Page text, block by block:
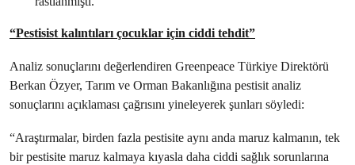
“Pestisist kalıntıları çocuklar için ciddi tehdit”
Analiz sonuçlarını değerlendiren Greenpeace Türkiye Direktörü
Berkan Özyer, Tarım ve Orman Bakanlığına pestisit analiz
sonuçlarını açıklaması çağrısını yineleyerek şunları söyledi:
“Araştırmalar, birden fazla pestisite aynı anda maruz kalmanın, tek
bir pestisite maruz kalmaya kıyasla daha ciddi sağlık sorunlarına